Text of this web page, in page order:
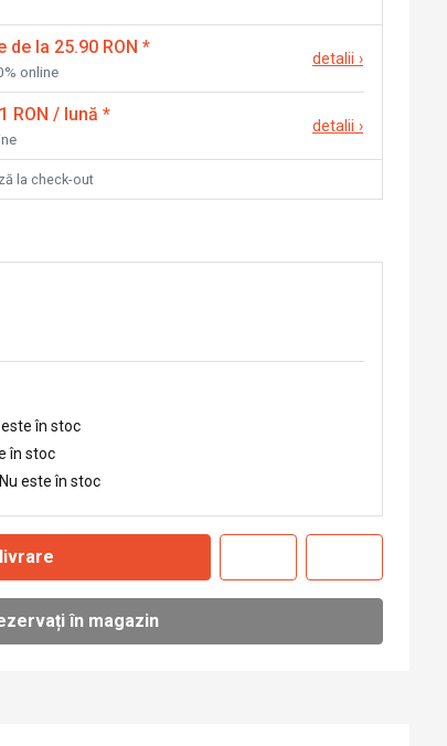
de la 25.90 RON *
online
detalii ›
RON / lună *
detalii ›
la check-out
este în stoc
în stoc
Nu este în stoc
în magazin